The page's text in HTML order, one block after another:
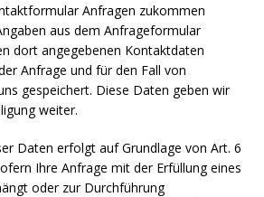
Anfragen zukommen
aus dem Anfrageformular
dort angegebenen Kontaktdaten
Anfrage und für den Fall von
gespeichert. Diese Daten geben wir
weiter.
Daten erfolgt auf Grundlage von Art. 6
Ihre Anfrage mit der Erfüllung eines
oder zur Durchführung